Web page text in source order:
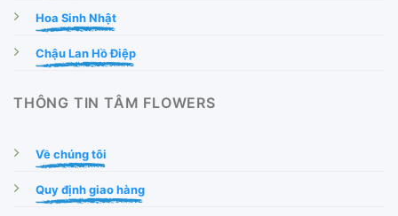
Hoa Sinh Nhật
Chậu Lan Hồ Điệp
THÔNG TIN TÂM FLOWERS
Về chúng tôi
Quy định giao hàng